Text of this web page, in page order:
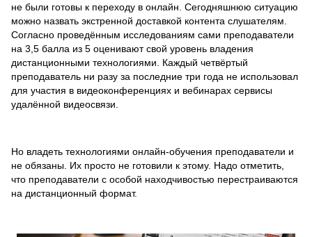
не были готовы к переходу в онлайн. Сегодняшнюю ситуацию
можно назвать экстренной доставкой контента слушателям.
Согласно проведённым исследованиям сами преподаватели
на 3,5 балла из 5 оценивают свой уровень владения
дистанционными технологиями. Каждый четвёртый
преподаватель ни разу за последние три года не использовал
для участия в видеоконференциях и вебинарах сервисы
удалённой видеосвязи.
Но владеть технологиями онлайн-обучения преподаватели и
не обязаны. Их просто не готовили к этому. Надо отметить,
что преподаватели с особой находчивостью перестраиваются
на дистанционный формат.